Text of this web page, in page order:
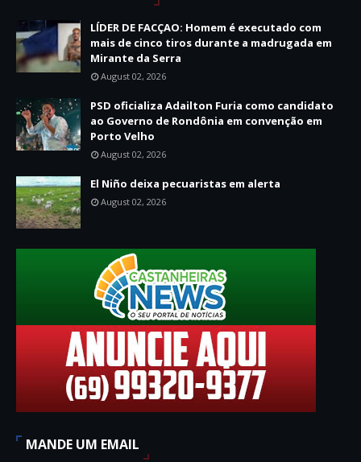
LÍDER DE FACÇAO: Homem é executado com
mais de cinco tiros durante a madrugada em
Mirante da Serra
August 02, 2026
PSD oficializa Adailton Furia como candidato
ao Governo de Rondônia em convenção em
Porto Velho
August 02, 2026
El Niño deixa pecuaristas em alerta
August 02, 2026
MANDE UM EMAIL